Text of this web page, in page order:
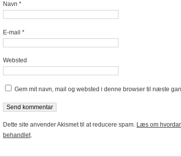
Navn *
E-mail *
Websted
Gem mit navn, mail og websted i denne browser til næste
Dette site anvender Akismet til at reducere spam. Læs om
behandlet.